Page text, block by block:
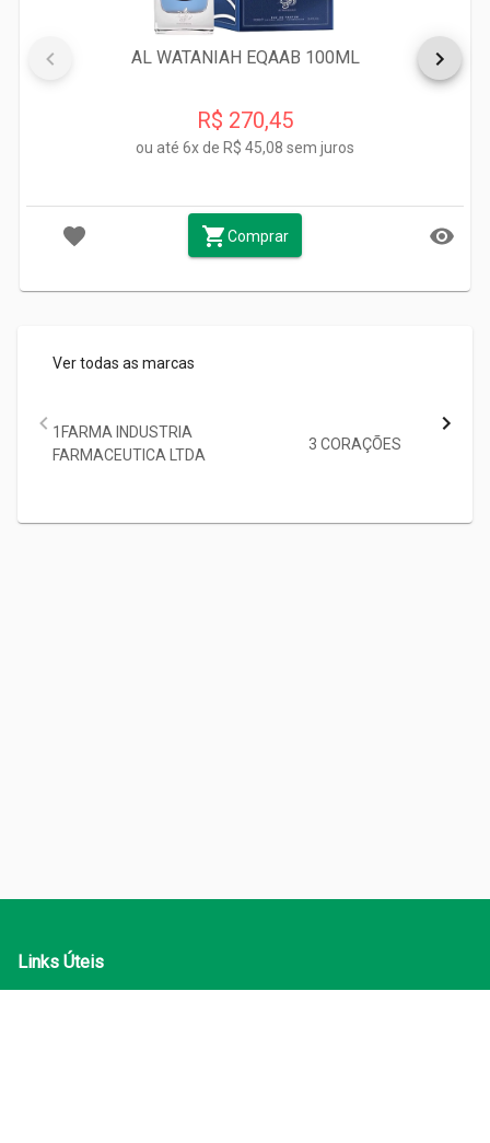
AL WATANIAH EQAAB 100ML
R$ 270,45
ou até 6x de R$ 45,08 sem juros
Comprar
Ver todas as marcas
1FARMA INDUSTRIA
FARMACEUTICA LTDA
3 CORAÇÕES
Links Úteis